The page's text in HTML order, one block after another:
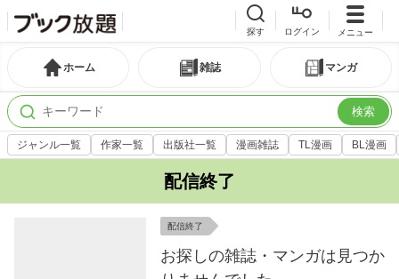
探す ログイン メニュー
ホーム 雑誌 マンガ
検索
ジャンル一覧 作家一覧 出版社一覧 漫画雑誌 TL漫画 BL漫画
配信終了
配信終了
お探しの雑誌・マンガは見つか